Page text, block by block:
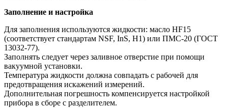
Заполнение и настройка
Для заполнения используются жидкости: масло HF15
(соответствует стандартам NSF, InS, H1) или ПМС-20 (ГОСТ
13032-77).
Заполнять следует через заливное отверстие при помощи
вакуумной установки.
Температура жидкости должна совпадать с рабочей для
предотвращения искажений измерений.
Дополнительная погрешность компенсируется настройкой
прибора в сборе с разделителем.